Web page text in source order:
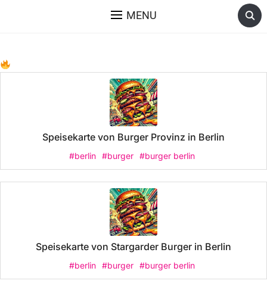
MENU
Speisekarte von Burger Provinz in Berlin
#berlin #burger #burger berlin
Speisekarte von Stargarder Burger in Berlin
#berlin #burger #burger berlin